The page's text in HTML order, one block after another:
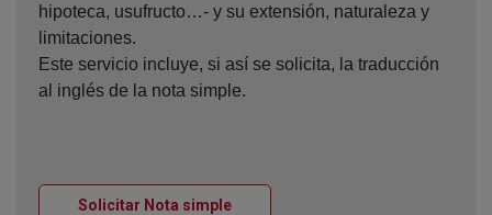
hipoteca, usufructo…- y su extensión, naturaleza y
limitaciones.
Este servicio incluye, si así se solicita, la traducción
al inglés de la nota simple.
Solicitar Nota simpleVentana nueva